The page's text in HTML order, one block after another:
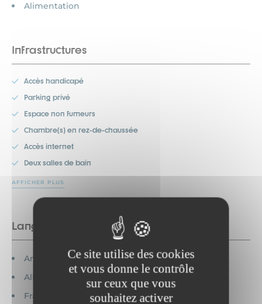
Ce site utilise des cookies
et vous donne le contrôle
sur ceux que vous
souhaitez activer
Alimentation
Infrastructures
Accès handicapé
Parking privé
Espace non fumeurs
Chambre(s) en rez-de-chaussée
Accès internet
Deux salles de bain
AFFICHER PLUS
Langues
Anglais parlé
Allemand parlé
Français parlé